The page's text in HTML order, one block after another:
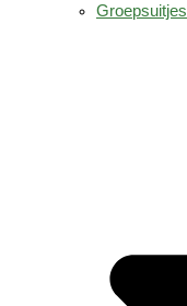
Groepsuitjes